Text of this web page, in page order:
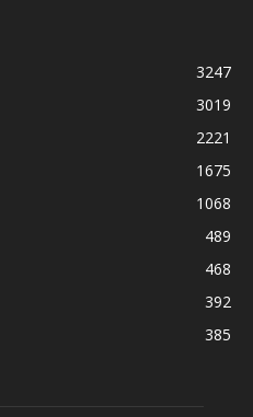
3247
3019
2221
1675
1068
489
468
392
385